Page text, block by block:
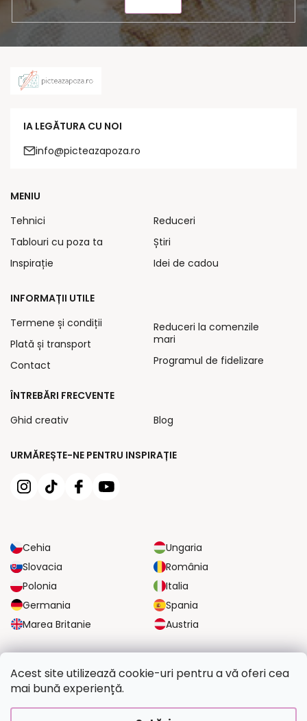
Acest site utilizează cookie-uri pentru a vă oferi cea
mai bună experiență.
IA LEGĂTURA CU NOI
info@picteazapoza.ro
URMĂREȘTE-NE PENTRU INSPIRAȚIE
Cehia
Ungaria
Slovacia
România
Polonia
Italia
Germania
Spania
Marea Britanie
Austria
MENIU
Tehnici
Tablouri cu poza ta
Inspirație
Reduceri
Știri
Idei de cadou
INFORMAȚII UTILE
Termene și condiții
Plată și transport
Contact
Reduceri la comenzile
mari
Programul de fidelizare
ÎNTREBĂRI FRECVENTE
Ghid creativ
Blog
OPȚIUNI DE PLATĂ SIGURE